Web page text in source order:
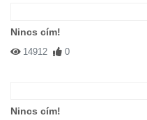
Nincs cím!
14912 0
Nincs cím!